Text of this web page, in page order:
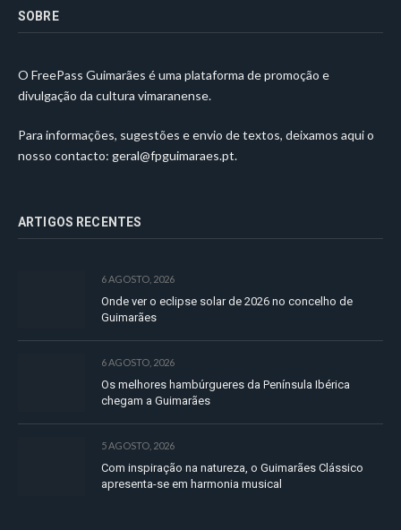
SOBRE
O FreePass Guimarães é uma plataforma de promoção e
divulgação da cultura vimaranense.
Para informações, sugestões e envio de textos, deixamos aqui o
nosso contacto: geral@fpguimaraes.pt.
ARTIGOS RECENTES
6 AGOSTO, 2026
Onde ver o eclipse solar de 2026 no concelho de
Guimarães
6 AGOSTO, 2026
Os melhores hambúrgueres da Península Ibérica
chegam a Guimarães
5 AGOSTO, 2026
Com inspiração na natureza, o Guimarães Clássico
apresenta-se em harmonia musical